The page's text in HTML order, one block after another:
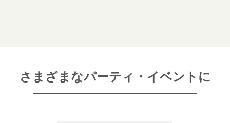
さまざまなパーティ・イベントに